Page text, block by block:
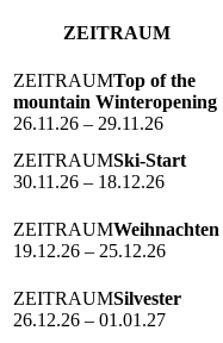
ZEITRAUM
Top of the
mountain Winteropening
26.11.26 – 29.11.26
Ski-Start
30.11.26 – 18.12.26
Weihnachten
19.12.26 – 25.12.26
Silvester
26.12.26 – 01.01.27